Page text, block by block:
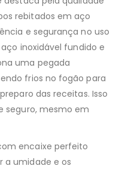
rebitados em aço
e segurança no uso
inoxidável fundido e
uma pegada
frios no fogão para
das receitas. Isso
seguro, mesmo em
encaixe perfeito
a umidade e os